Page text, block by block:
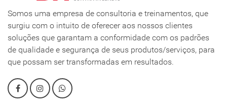
Somos uma empresa de consultoria e treinamentos, que
surgiu com o intuito de oferecer aos nossos clientes
soluções que garantam a conformidade com os padrões
de qualidade e segurança de seus produtos/serviços, para
que possam ser transformadas em resultados.